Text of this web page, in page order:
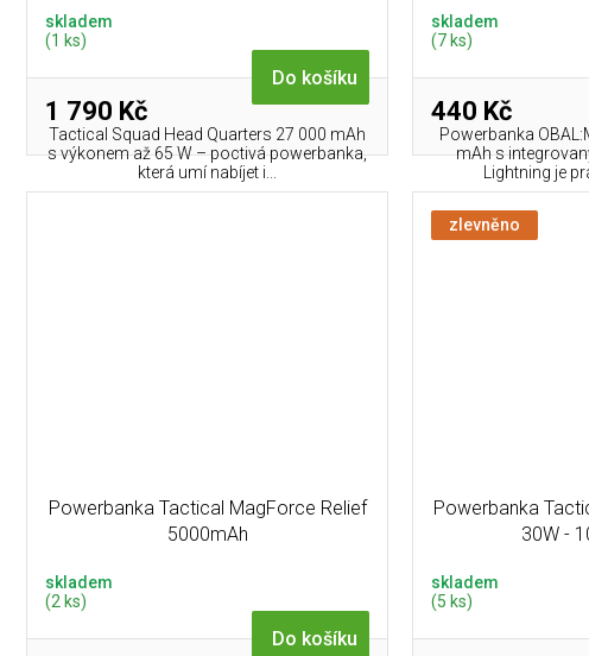
skladem
(1 ks)
1 790 Kč
Do košíku
Tactical Squad Head Quarters 27 000 mAh
s výkonem až 65 W – poctivá powerbanka,
která umí nabíjet i...
skladem
(7 ks)
440 Kč
Powerbanka
mAh s
Lightning je
Powerbanka Tactical MagForce Relief
5000mAh
skladem
(2 ks)
Do košíku
zlevněno
Powerbanka
30W -
skladem
(5 ks)